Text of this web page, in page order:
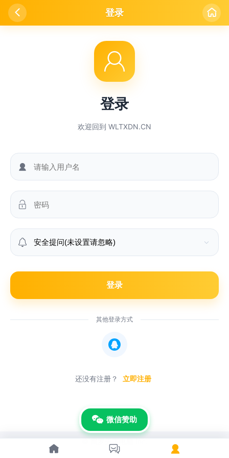
 登录 

登录
欢迎回到 WLTXDN.CN



登录
其他登录方式

还没有注册？ 立即注册
微信赞助
  